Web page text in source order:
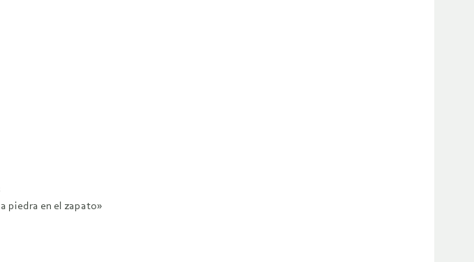
piedra en el zapato»